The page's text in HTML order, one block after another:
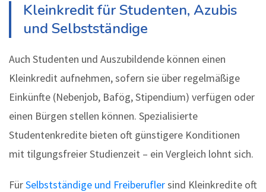
Kleinkredit für Studenten, Azubis
und Selbstständige
Auch Studenten und Auszubildende können einen
Kleinkredit aufnehmen, sofern sie über regelmäßige
Einkünfte (Nebenjob, Bafög, Stipendium) verfügen oder
einen Bürgen stellen können. Spezialisierte
Studentenkredite bieten oft günstigere Konditionen
mit tilgungsfreier Studienzeit – ein Vergleich lohnt sich.
FürSelbstständige und Freiberuflersind Kleinkredite oft